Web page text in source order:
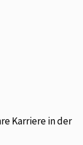
Karriere in der